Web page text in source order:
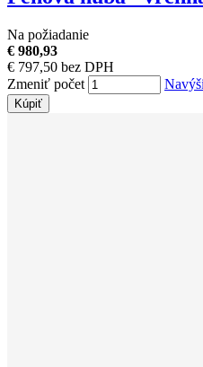
Na požiadanie
€ 980,93
€ 797,50 bez DPH
Zmeniť počet
Kúpiť